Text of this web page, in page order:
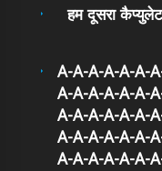
हम दूसरा
A-A-A-A-A-A-
A-A-A-A-A-A-
A-A-A-A-A-A-
A-A-A-A-A-A-
A-A-A-A-A-A-